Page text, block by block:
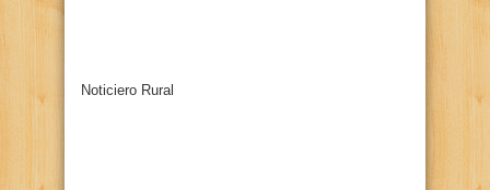
Noticiero Rural